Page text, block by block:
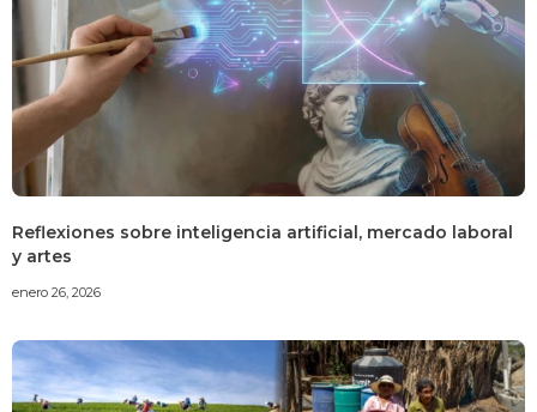
Reflexiones sobre inteligencia artificial, mercado laboral
y artes
enero 26, 2026